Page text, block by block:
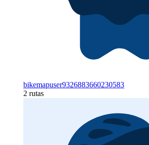
bikemapuser9326883660230583
2 rutas